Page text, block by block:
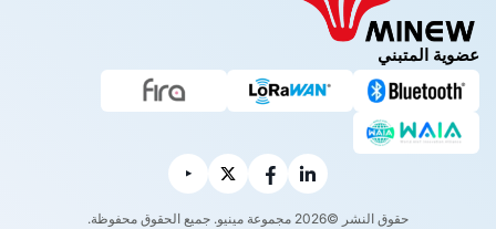
عضوية المتبني
حقوق النشر ©2026 مجموعة مينيو. جميع الحقوق محفوظة.